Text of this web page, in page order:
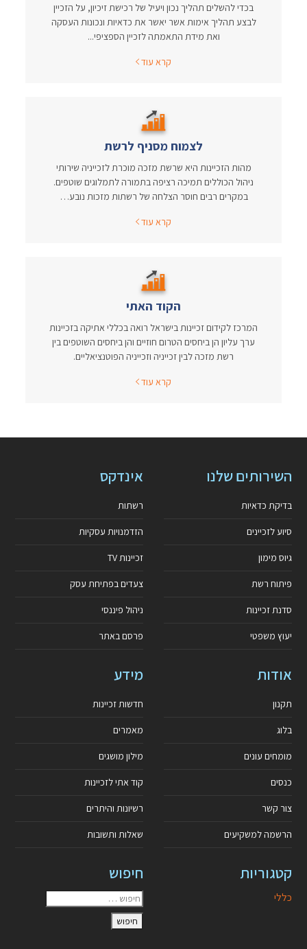
בכדי להשלים תהליך נכון ויעיל של רכישת זיכיון, על הזכיין
לבצע תהליך אימות אשר יאשר את כדאיות ונכונות העסקה
ואת מידת התאמתה לזכיין הספציפי...
קרא עוד
לצמוח מסניף לרשת
מהות הזכיינות היא שרשת מזכה מוכרת לזכייניה שירותי
ניהול הכוללים תמיכה רציפה בתמורה לתמלוגים שוטפים.
במקרים רבים חוסר הצלחה של רשתות מזכות נובע…
קרא עוד
הקוד האתי
המרכז לקידום זכיינות בישראל רואה בכללי אתיקה בזכיינות
ערך עליון הן ביחסים הטרום חוזיים והן ביחסים השוטפים בין
רשת מזכה לבין זכייניה וזכייניה הפוטנציאליים.
קרא עוד
השירותים שלנו
בדיקת כדאיות
סיוע לזכיינים
גיוס מימון
פיתוח רשת
סדנת זכיינות
יעוץ משפטי
אינדקס
רשתות
הזדמנויות עסקיות
זכיינות TV
צעדים בפתיחת עסק
ניהול פיננסי
פרסם באתר
אודות
תקנון
בלוג
מומחים עונים
כנסים
צור קשר
הרשמה למשקיעים
מידע
חדשות זכיינות
מאמרים
מילון מושגים
קוד אתי לזכיינות
רשיונות והיתרים
שאלות ותשובות
קטגוריות
כללי
חיפוש